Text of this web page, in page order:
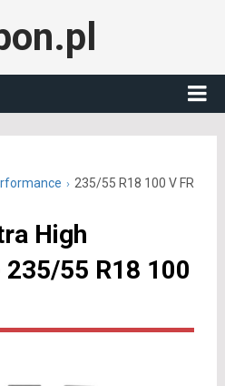
235/55 R18 100 V FR
High
55 R18 100